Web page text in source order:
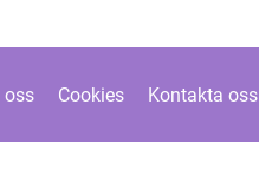
oss Cookies Kontakta oss